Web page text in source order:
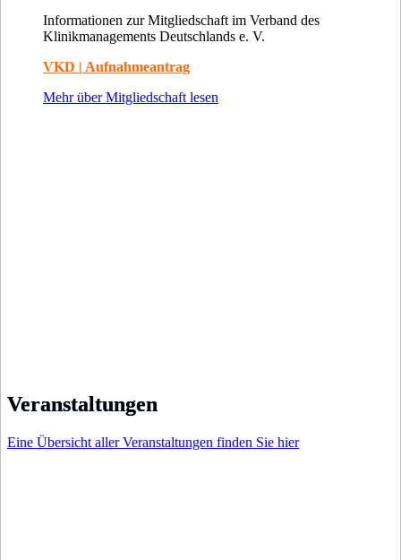
Informationen zur Mitgliedschaft im Verband des
Klinikmanagements Deutschlands e. V.
VKD | Aufnahmeantrag
Mehr über Mitgliedschaft lesen
Veranstaltungen
Eine Übersicht aller Veranstaltungen finden Sie hier